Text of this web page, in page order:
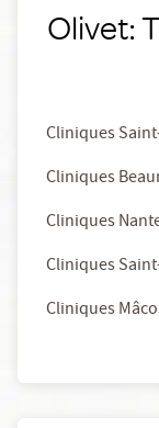
Olivet:
Cliniques
Cliniques
Cliniques
Cliniques
Cliniques